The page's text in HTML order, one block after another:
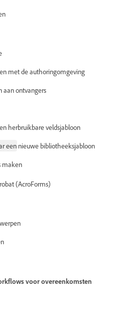
met de authoringomgeving
aan ontvangers
herbruikbare veldsjabloon
een nieuwe bibliotheeksjabloon
maken
(AcroForms)
voor overeenkomsten